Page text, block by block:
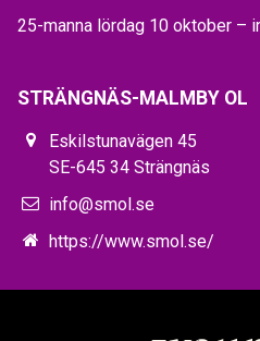
25-manna lördag 10 oktober –
STRÄNGNÄS-MALMBY OL
Eskilstunavägen 45
SE-645 34 Strängnäs
info@smol.se
https://www.smol.se/